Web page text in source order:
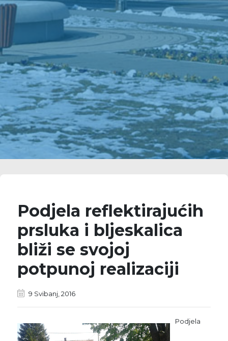
Podjela reflektirajućih
prsluka i bljeskalica
bliži se svojoj
potpunoj realizaciji
9 Svibanj, 2016
Podjela